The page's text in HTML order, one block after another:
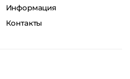
Информация
Контакты